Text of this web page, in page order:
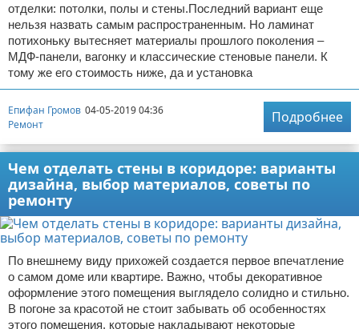
отделки: потолки, полы и стены.Последний вариант еще
нельзя назвать самым распространенным. Но ламинат
потихоньку вытесняет материалы прошлого поколения –
МДФ-панели, вагонку и классические стеновые панели. К
тому же его стоимость ниже, да и установка
Епифан Громов 04-05-2019 04:36
Ремонт
Подробнее
Чем отделать стены в коридоре: варианты
дизайна, выбор материалов, советы по
ремонту
По внешнему виду прихожей создается первое впечатление
о самом доме или квартире. Важно, чтобы декоративное
оформление этого помещения выглядело солидно и стильно.
В погоне за красотой не стоит забывать об особенностях
этого помещения, которые накладывают некоторые